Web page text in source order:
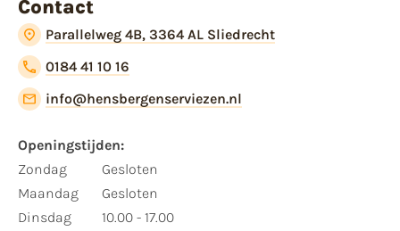
Contact
Parallelweg 4B, 3364 AL Sliedrecht
0184 41 10 16
info@hensbergenserviezen.nl
Openingstijden:
Zondag
Maandag
Dinsdag
Gesloten
Gesloten
10.00 - 17.00